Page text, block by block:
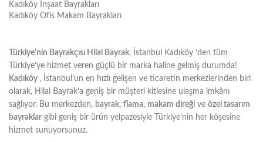
Kadıköy İnşaat Bayrakları
Kadıköy Ofis Makam Bayrakları
Türkiye’nin Bayrakçısı Hilal Bayrak, İstanbul Kadıköy ‘den tüm
Kadıköy , İstanbul’un en hızlı gelişen ve ticaretin merkezlerinden biri
olarak, Hilal Bayrak’a geniş bir müşteri kitlesine ulaşma imkânı
sağlıyor. Bu merkezden, bayrak, flama, makam direği ve özel tasarım
bayraklar gibi geniş bir ürün yelpazesiyle Türkiye’nin her köşesine
hizmet sunuyorsunuz.